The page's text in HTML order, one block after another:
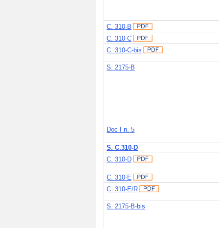
C. 310-B
C. 310-C
C. 310-C-bis
S. 2175-B
Doc I n. 5
S. C.310-D
C. 310-D
C. 310-E
C. 310-E/R
S. 2175-B-bis